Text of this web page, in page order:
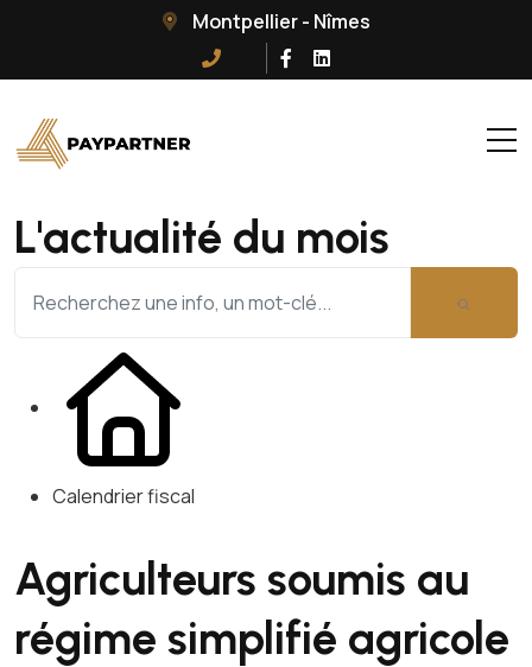
Montpellier - Nîmes
L'actualité du mois
Calendrier fiscal
Agriculteurs soumis au
régime simplifié agricole